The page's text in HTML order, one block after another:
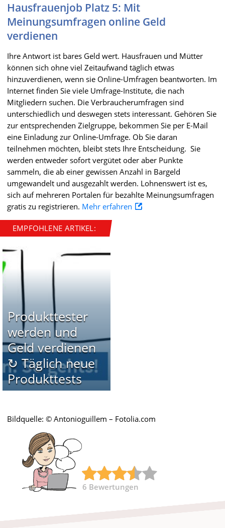
Hausfrauenjob Platz 5: Mit
Meinungsumfragen online Geld
verdienen
Ihre Antwort ist bares Geld wert. Hausfrauen und Mütter
können sich ohne viel Zeitaufwand täglich etwas
hinzuverdienen, wenn sie Online-Umfragen beantworten. Im
Internet finden Sie viele Umfrage-Institute, die nach
Mitgliedern suchen. Die Verbraucherumfragen sind
unterschiedlich und deswegen stets interessant. Gehören Sie
zur entsprechenden Zielgruppe, bekommen Sie per E-Mail
eine Einladung zur Online-Umfrage. Ob Sie daran
teilnehmen möchten, bleibt stets Ihre Entscheidung. Sie
werden entweder sofort vergütet oder aber Punkte
sammeln, die ab einer gewissen Anzahl in Bargeld
umgewandelt und ausgezahlt werden. Lohnenswert ist es,
sich auf mehreren Portalen für bezahlte Meinungsumfragen
gratis zu registrieren. Mehr erfahren
EMPFOHLENE ARTIKEL:
Produkttester
werden und
Geld verdienen
↻ Täglich neue
Produkttests
Bildquelle: © Antonioguillem – Fotolia.com
6 Bewertungen